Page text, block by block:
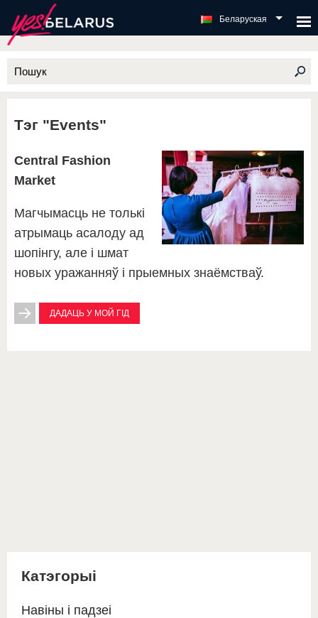
Беларуская
Тэг "Events"
Central Fashion
Market
Магчымасць не толькі
атрымаць асалоду ад
шопінгу, але і шмат
новых уражанняў і прыемных знаёмстваў.
ДАДАЦЬ У МОЙ ГІД
Катэгорыі
Навіны і падзеі